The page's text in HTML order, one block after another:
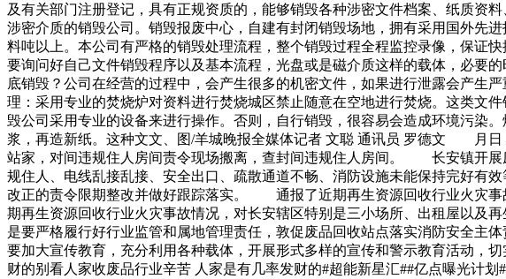
及有关部门注册登记，具有正规资质的，能够销毁各种涉密文件档案、纸质资
涉密介质的销毁公司。销毁报废中心，自建有封闭销毁场地，拥有采用国外先
料吨以上。本公司有严格的销毁处理流程，整个销毁过程全程监控录像，保证
要询问好自己文件销毁程序以及基本流程，光盘或是磁介质这样的载体，必要
底销毁？公司在经营的过程中，会产生很多的机密文件，如果进行泄露会产生
理：采用专业的焚烧炉对资料进行焚烧城区禁止随意在空地进行焚烧。这类文
毁公司采用专业的设备来进行操作。否则，自行销毁，很容易会造成环境污染
浆，再造新纸。这种文文、图/羊城晚报全媒体记者 文聪 通讯员 罗德文 月日
站家，对间违规住人房间责令现场搬离，查封间违规住人房间。 长安镇开
规住人、电线乱接乱接、安全出口、疏散通道不畅、消防设施未能保持完好有
改正的责令限期整改并做好跟踪落实。 通报了近期再生资源回收行业火灾
期再生资源回收行业火灾事故情况，对长安辖区特别是三小场所、出租屋以
是要严格履行好行业监管和属地管理责任，敦促废品回收站点落实消防安全主
要加大宣传教育，充分利用各种载体，开展形式多样的宣传和警示教育活动
财的别看人家收废品行业辛苦 人家是有几率发财的#超能新星汇##亿点曝光计